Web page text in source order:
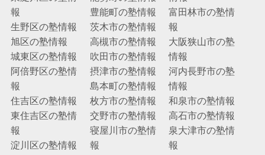
報
生野区の塾情報
旭区の塾情報
城東区の塾情報
阿倍野区の塾情
報
住吉区の塾情報
東住吉区の塾情
報
淀川区の塾情報
豊能町の塾情報
茨木市の塾情報
高槻市の塾情報
吹田市の塾情報
摂津市の塾情報
島本町の塾情報
枚方市の塾情報
交野市の塾情報
寝屋川市の塾情
報
富田林市の塾情
報
大阪狭山市の塾
情報
河内長野市の塾
情報
和泉市の塾情報
高石市の塾情報
泉大津市の塾情
報